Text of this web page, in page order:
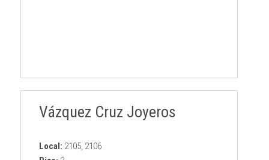
Vázquez Cruz Joyeros
Local: 2105, 2106